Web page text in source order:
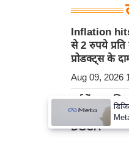
Inflation
से 2 रुपये प्रति
प्रोडक्ट्स के
Aug 09, 2026
टर्बुलेंस का
पायलट डोप
DGCA